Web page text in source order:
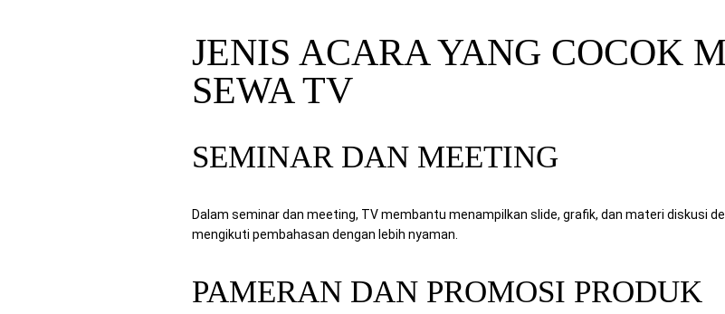
JENIS ACARA YANG COCOK
SEWA TV
SEMINAR DAN MEETING
Dalam seminar dan meeting, TV membantu menampilkan slide, grafik, dan materi diskusi
mengikuti pembahasan dengan lebih nyaman.
PAMERAN DAN PROMOSI PRODUK